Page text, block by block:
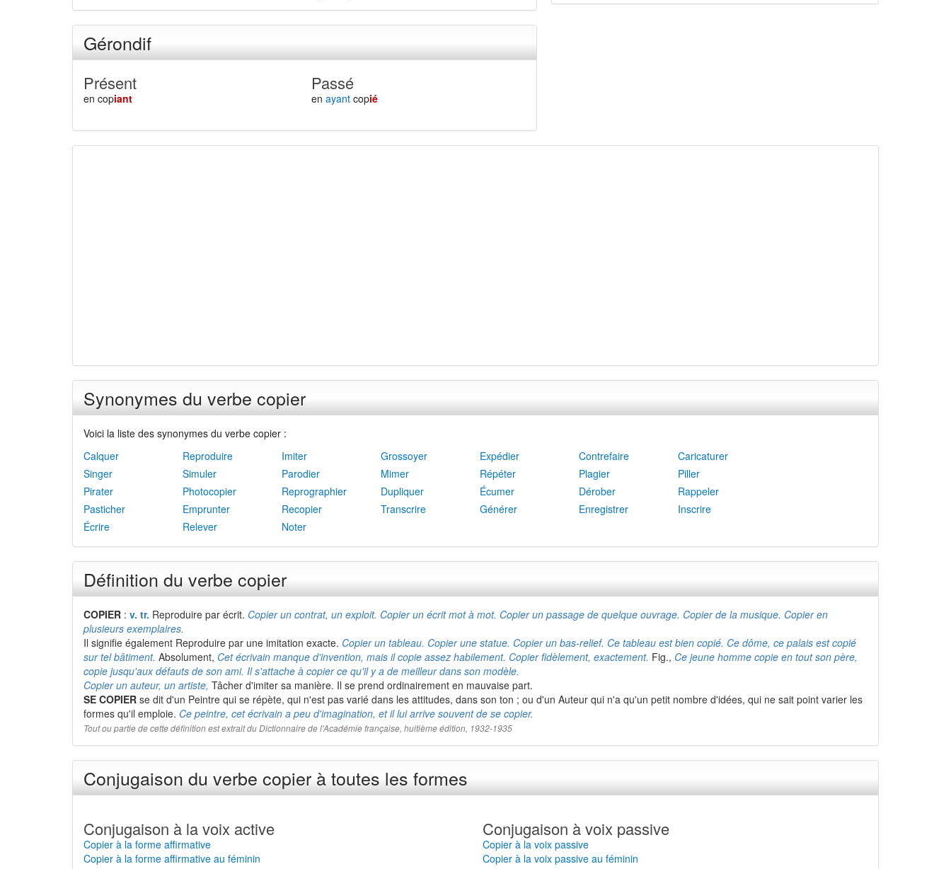
Gérondif
Présent
en copiant
Passé
enayant copié
Synonymes du verbe copier
Voici la liste des synonymes du verbe copier :
Calquer
Reproduire Imiter Grossoyer Expédier Contrefaire
Caricaturer
Singer
Simuler Parodier Mimer Répéter Plagier
Piller
Pirater
Photocopier Reprographier Dupliquer Écumer Dérober
Rappeler
Pasticher
Emprunter Recopier Transcrire Générer Enregistrer
Inscrire
Écrire
Relever Noter
Définition du verbe copier
COPIER : v. tr. Reproduire par écrit. Copier un contrat, un exploit. Copier un écrit mot à mot. Copier un passage de quelque ouvrage. Copier de la musique. Copier en
plusieurs exemplaires.
Il signifie également Reproduire par une imitation exacte. Copier un tableau. Copier une statue. Copier un bas-relief. Ce tableau est bien copié. Ce dôme, ce palais est copié
sur tel bâtiment. Absolument, Cet écrivain manque d'invention, mais il copie assez habilement. Copier fidèlement, exactement. Fig., Ce jeune homme copie en tout son père,
copie jusqu'aux défauts de son ami. Il s'attache à copier ce qu'il y a de meilleur dans son modèle.
Copier un auteur, un artiste, Tâcher d'imiter sa manière. Il se prend ordinairement en mauvaise part.
SE COPIER se dit d'un Peintre qui se répète, qui n'est pas varié dans les attitudes, dans son ton ; ou d'un Auteur qui n'a qu'un petit nombre d'idées, qui ne sait point varier les
formes qu'il emploie. Ce peintre, cet écrivain a peu d'imagination, et il lui arrive souvent de se copier.
Tout ou partie de cette définition est extrait du Dictionnaire de l'Académie française, huitième édition, 1932-1935
Conjugaison du verbe copier à toutes les formes
Conjugaison à la voix active
Copier à la forme affirmative
Copier à la forme affirmative au féminin
Conjugaison à voix passive
Copier à la voix passive
Copier à la voix passive au féminin